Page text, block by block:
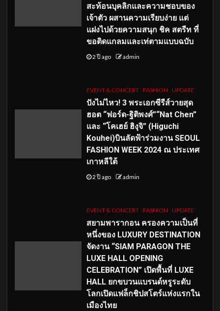
สะท้อนบุคลิกและความชอบของ
เจ้าตัว ผสานความเรียบง่าย แต่
แฝงไปด้วยความสนุก ชิค สตรีท ที่
ขอติดแกลมและเท่ตามแบบฉบับ
2 ปี ago admin
EVENT & CONCERT FASHION UPDATE
ปังไม่ไหว! 3 พระเอกซีรีส์วายสุด
ฮอต “ฟอร์ด-ฐิติพงศ์”“Nat Chen”
และ “โคเฮย์ ฮิงุจิ” (Higuchi
Kouhei)บินลัดฟ้าร่วมงาน SEOUL
FASHION WEEK 2024 ณ ประเทศ
เกาหลีใต้
2 ปี ago admin
EVENT & CONCERT FASHION UPDATE
สยามพารากอน ครองความเป็นที่
หนึ่งของ LUXURY DESTINATION
จัดงาน “SIAM PARAGON THE
LUXE HALL OPENING
CELEBRATION” เปิดพื้นที่ LUXE
HALL ยกขบวนแบรนด์หรูระดับ
โลกเปิดแฟล็กชิปสโตร์แห่งแรกใน
เมืองไทย